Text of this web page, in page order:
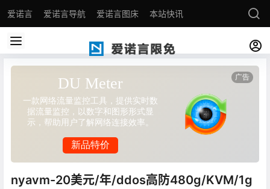
爱诺言 爱诺言导航 爱诺言图床 本站快讯
nyavm-20美元/年/ddos高防480g/KVM/1g